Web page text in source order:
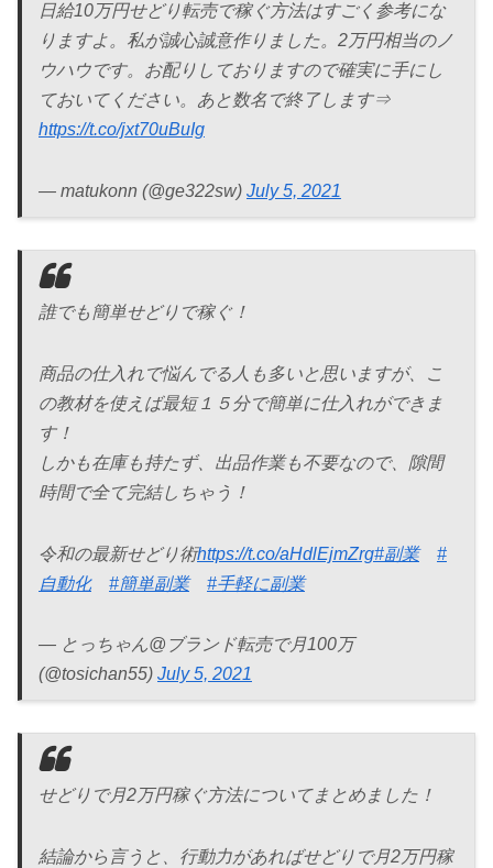
日給10万円せどり転売で稼ぐ方法はすごく参考にな
りますよ。私が誠心誠意作りました。2万円相当のノ
ウハウです。お配りしておりますので確実に手にし
ておいてください。あと数名で終了します⇒
https://t.co/jxt70uBuIg
— matukonn (@ge322sw) July 5, 2021
誰でも簡単せどりで稼ぐ！
商品の仕入れで悩んでる人も多いと思いますが、こ
の教材を使えば最短１５分で簡単に仕入れができま
す！
しかも在庫も持たず、出品作業も不要なので、隙間
時間で全て完結しちゃう！
令和の最新せどり術https://t.co/aHdlEjmZrg#副業
#
自動化
#簡単副業 #手軽に副業
— とっちゃん@ブランド転売で月100万
(@tosichan55) July 5, 2021
せどりで月2万円稼ぐ方法についてまとめました！
結論から言うと、行動力があればせどりで月2万円稼